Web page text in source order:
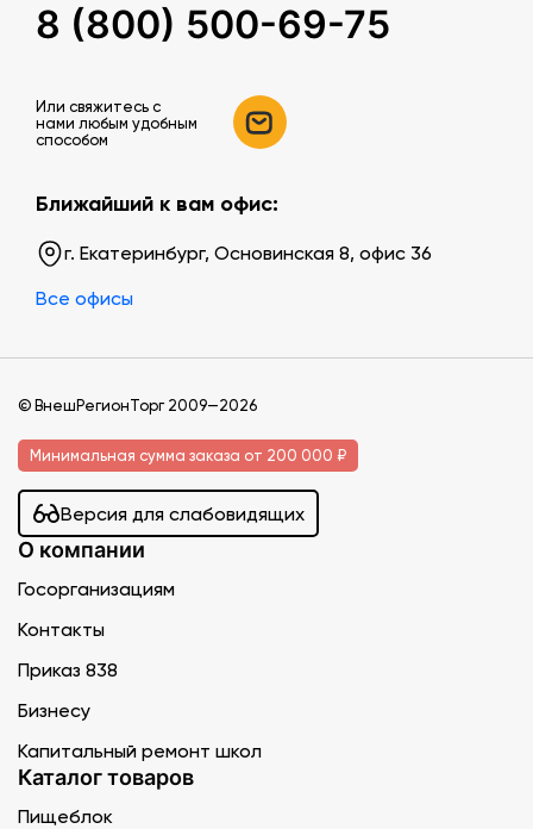
8 (800) 500-69-75
Или свяжитесь c
нами любым удобным
способом
Ближайший к вам офис:
г. Екатеринбург, Основинская 8, офис 36
Все офисы
© ВнешРегионТорг 2009—2026
Минимальная сумма заказа от 200 000 ₽
Версия для слабовидящих
О компании
Госорганизациям
Контакты
Приказ 838
Бизнесу
Капитальный ремонт школ
Каталог товаров
Пищеблок